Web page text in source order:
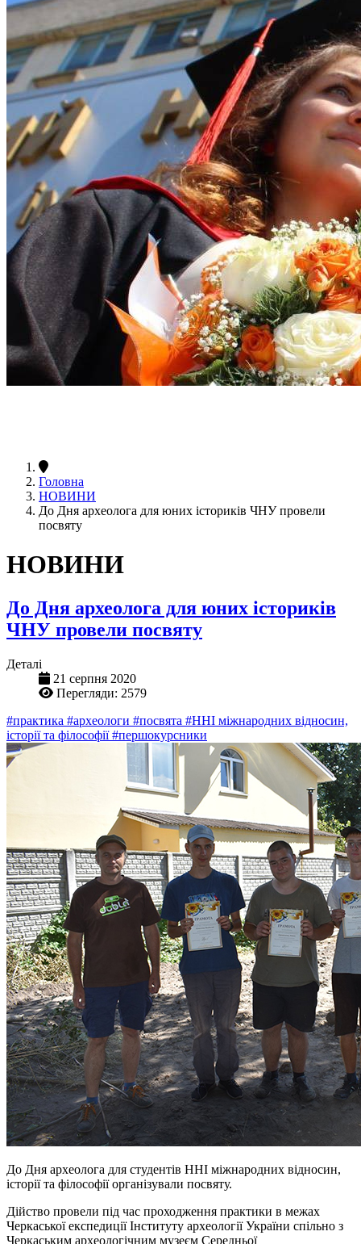
Головна
НОВИНИ
До Дня археолога для юних істориків ЧНУ провели
посвяту
НОВИНИ
До Дня археолога для юних істориків
ЧНУ провели посвяту
Деталі
21 серпня 2020
Перегляди: 2579
#практика #археологи #посвята #ННІ міжнародних відносин,
історії та філософії#першокурсники
До Дня археолога для студентів ННІ міжнародних відносин,
історії та філософії організували посвяту.
Дійство провели під час проходження практики в межах
Черкаської експедиції Інституту археології України спільно з
Черкаським археологічним музеєм Середньої